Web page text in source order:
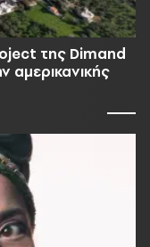
της Dimand
αμερικανικής